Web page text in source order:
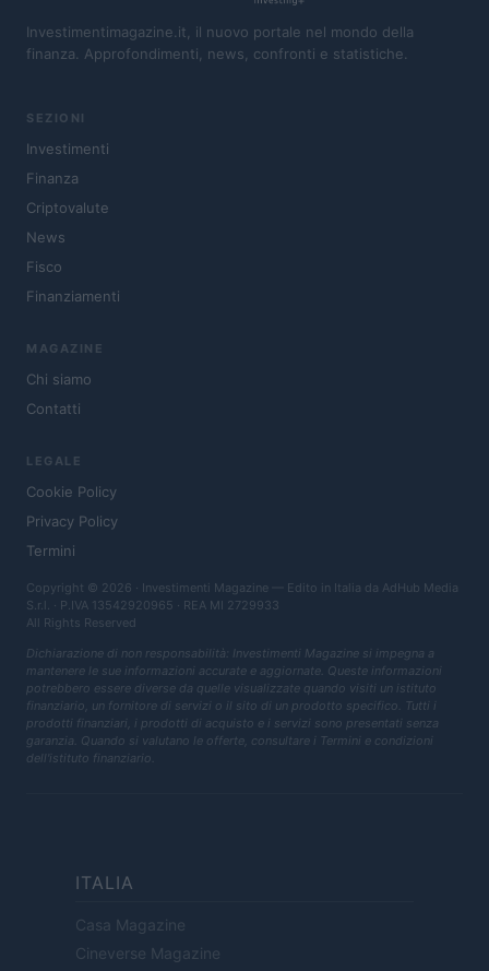
Investimentimagazine.it, il nuovo portale nel mondo della
finanza. Approfondimenti, news, confronti e statistiche.
SEZIONI
Investimenti
Finanza
Criptovalute
News
Fisco
Finanziamenti
MAGAZINE
Chi siamo
Contatti
LEGALE
Cookie Policy
Privacy Policy
Termini
Copyright © 2026 · Investimenti Magazine — Edito in Italia da AdHub Media
S.r.l. · P.IVA 13542920965 · REA MI 2729933
All Rights Reserved
Dichiarazione di non responsabilità: Investimenti Magazine si impegna a
mantenere le sue informazioni accurate e aggiornate. Queste informazioni
potrebbero essere diverse da quelle visualizzate quando visiti un istituto
finanziario, un fornitore di servizi o il sito di un prodotto specifico. Tutti i
prodotti finanziari, i prodotti di acquisto e i servizi sono presentati senza
garanzia. Quando si valutano le offerte, consultare i Termini e condizioni
dell'istituto finanziario.
ITALIA
Casa Magazine
Cineverse Magazine